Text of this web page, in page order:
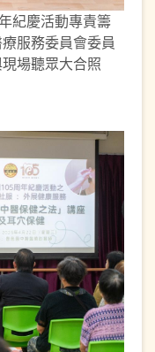
紀慶活動專責籌
服務委員會委員
場聽眾大合照